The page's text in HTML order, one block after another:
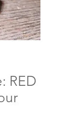
RED